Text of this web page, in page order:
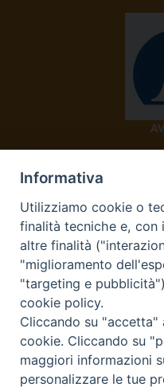
Informativa
Utilizziamo cookie o
finalità tecniche e, con
altre finalità
"miglioramento
"targeting e
cookie policy.
Cliccando su
cookie. Cliccando su
maggiori informazioni
personalizzare le tue